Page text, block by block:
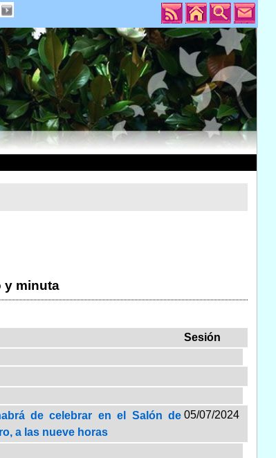
y minuta
Sesión
de celebrar en el Salón de
a las nueve horas
05/07/2024